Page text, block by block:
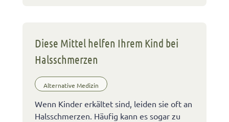
Diese Mittel helfen Ihrem Kind bei
Halsschmerzen
Alternative Medizin
Wenn Kinder erkältet sind, leiden sie oft an
Halsschmerzen. Häufig kann es sogar zu